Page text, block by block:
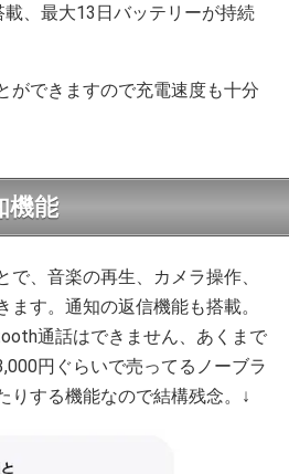
、最大13日バッテリーが持続
ができますので充電速度も十分
機能
、音楽の再生、カメラ操作、
ます。通知の返信機能も搭載。
通話はできません、あくまで
円ぐらいで売ってるノーブラ
りする機能なので結構残念。↓